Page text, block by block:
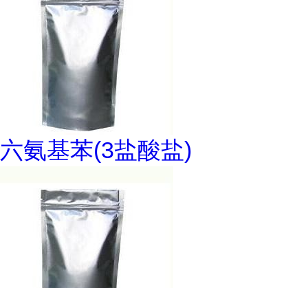
六氨基苯(3盐酸盐)